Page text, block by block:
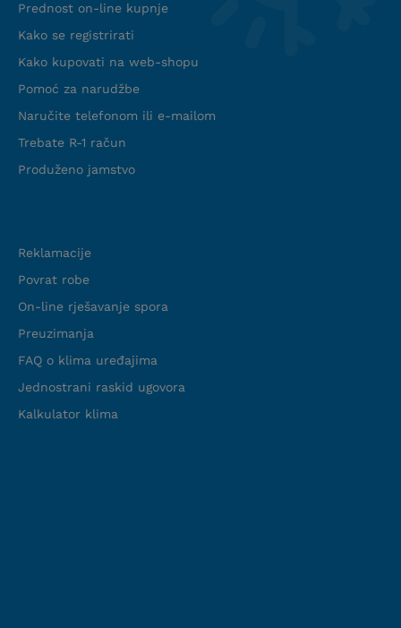
Prednost on-line kupnje
Kako se registrirati
Kako kupovati na web-shopu
Pomoć za narudžbe
Naručite telefonom ili e-mailom
Trebate R-1 račun
Produženo jamstvo
Reklamacije
Povrat robe
On-line rješavanje spora
Preuzimanja
FAQ o klima uređajima
Jednostrani raskid ugovora
Kalkulator klima